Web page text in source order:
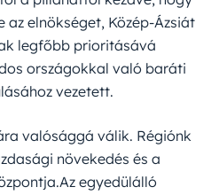
elnökséget, Közép-Ázsiát
legfőbb prioritásává
országokkal való baráti
vezetett.
valósággá válik. Régiónk
növekedés és a
egyedülálló